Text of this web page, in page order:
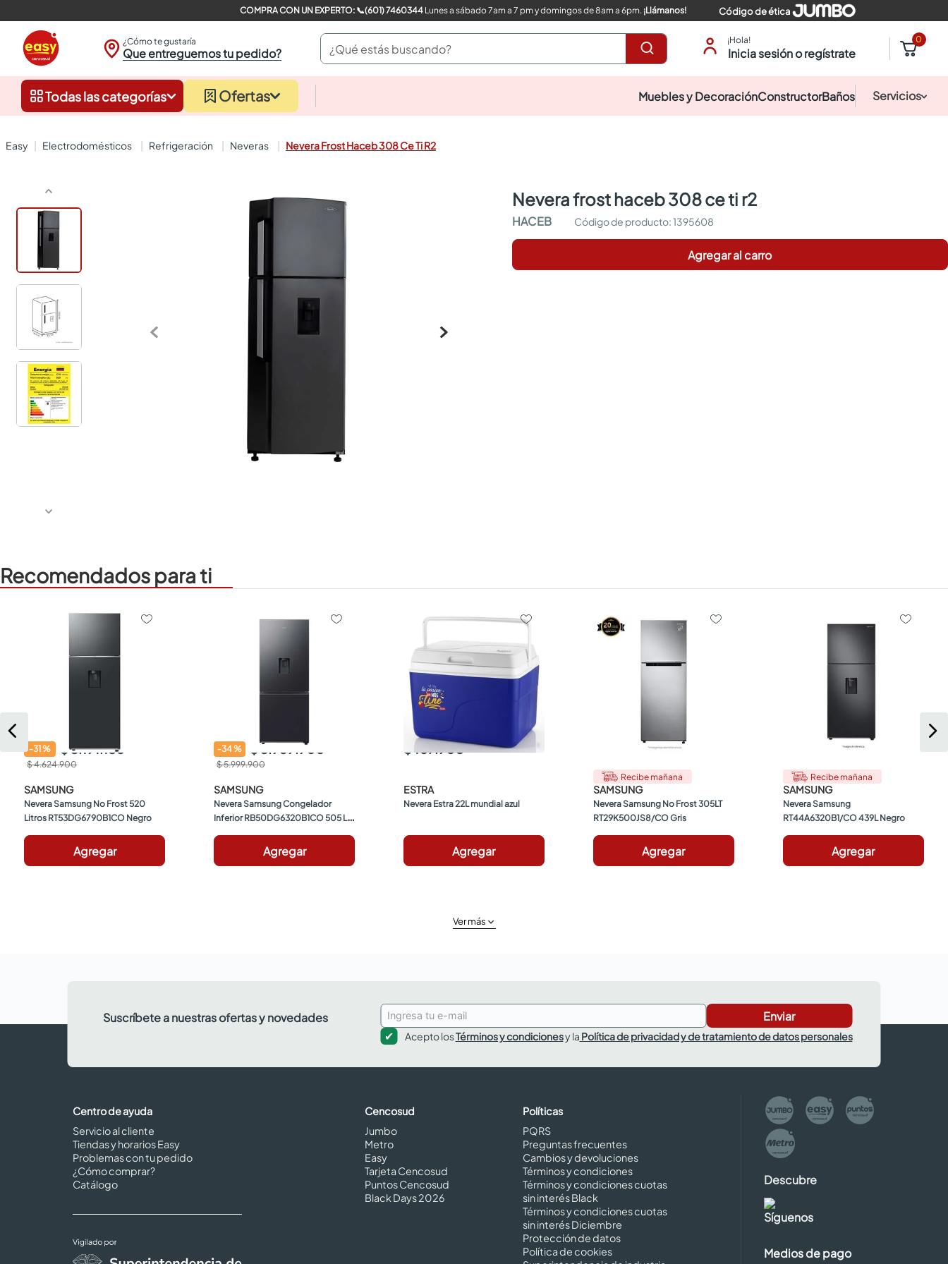
COMPRA CON UN EXPERTO: 📞(601) 7460344Lunes a sábado 7am a 7 pm y domingos de 8am a 6pm. ¡Llámanos! Código de ética
¿Cómo te gustaría
Que entreguemos tu pedido?
¿Qué estás buscando? ¡Hola!
Inicia sesión o regístrate
0
Todas las categorías Ofertas Muebles y DecoraciónConstructorBaños Servicios
electrodomésticos refrigeración neveras Nevera Frost Haceb 308 Ce Ti R2
nevera frost haceb 308 ce ti r2
HACEB :1395608
Agregar al carro
Recomendados para ti
-31% $ 3.191.180
$ 4.624.900
SAMSUNG
Nevera Samsung No Frost 520
Litros RT53DG6790B1CO Negro
Agregar
-34% $ 3.959.900
$ 5.999.900
SAMSUNG
Nevera Samsung Congelador
Inferior RB50DG6320B1CO 505 Lt
Agregar
$ 107.900
ESTRA
Nevera Estra 22L mundial azul
Agregar
Recibe mañana
SAMSUNG
Nevera Samsung No Frost 305LT
RT29K500JS8/CO Gris
Agregar
Recibe mañana
SAMSUNG
Nevera Samsung
RT44A6320B1/CO 439L Negro
Agregar
Ver más
Suscríbete a nuestras ofertas y novedades Enviar
Acepto losTérminos y condicionesy la Política de privacidad y de tratamiento de datos personales
Centro de ayuda
Servicio al cliente
Tiendas y horarios Easy
Problemas con tu pedido
¿Cómo comprar?
Catálogo
Cencosud
Jumbo
Metro
Easy
Tarjeta Cencosud
Puntos Cencosud
Black Days 2026
Políticas
PQRS
Preguntas frecuentes
Cambios y devoluciones
Términos y condiciones
Términos y condiciones cuotas
sin interés Black
Términos y condiciones cuotas
sin interés Diciembre
Protección de datos
Política de cookies
Descubre
Síguenos
Medios de pago
closet
sanitarios
pisos